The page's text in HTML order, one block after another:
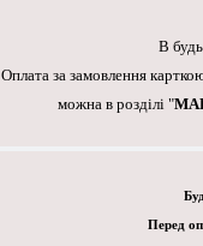
В
Оплата за замовлення
можна в розділі "
Перед